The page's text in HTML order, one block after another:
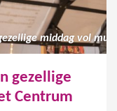
gezellige
Centrum